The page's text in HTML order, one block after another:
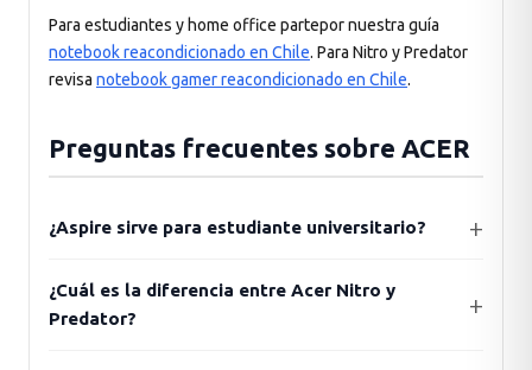
Para estudiantes y home office partepor nuestra guía
notebook reacondicionado en Chile. Para Nitro y Predator
revisa notebook gamer reacondicionado en Chile.
Preguntas frecuentes sobre ACER
¿Aspire sirve para estudiante universitario?
¿Cuál es la diferencia entre Acer Nitro y
Predator?